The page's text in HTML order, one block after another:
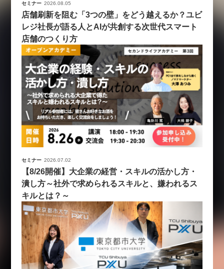
セミナー 2026.08.05
店舗刷新を阻む「3つの壁」をどう越えるか？ユビ
レジ社長が語る人とAIが共創する次世代スマート
店舗のつくり方
セミナー 2026.07.02
【8/26開催】大企業の経営・スキルの活かし方・
潰し方～社外で求められるスキルと、嫌われるス
キルとは？～